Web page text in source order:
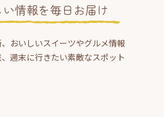
情報を毎日お届け
おいしいスイーツやグルメ情報
週末に行きたい素敵なスポット